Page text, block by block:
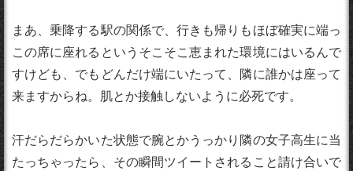
まあ、乗降する駅の関係で、行きも帰りもほぼ確実に端っ
この席に座れるというそこそこ恵まれた環境にはいるんで
すけども、でもどんだけ端にいたって、隣に誰かは座って
来ますからね。肌とか接触しないように必死です。
汗だらだらかいた状態で腕とかうっかり隣の女子高生に当
たっちゃったら、その瞬間ツイートされること請け合いで